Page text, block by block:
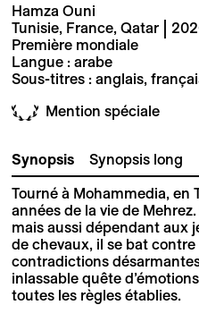
Hamza Ouni
Tunisie, France, Qatar |
Première mondiale
Langue : arabe
Sous-titres : anglais,
Mention spéciale
Synopsis Synopsis long
Tourné à Mohammedia, en
années de la vie de
mais aussi dépendant aux
de chevaux, il se bat
contradictions
inlassable quête
toutes les règles établies.